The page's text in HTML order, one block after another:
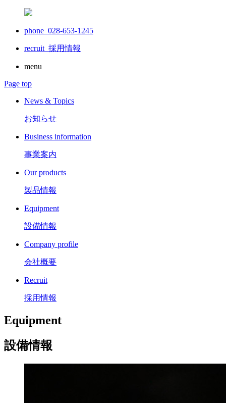
phone 028-653-1245
recruit 採用情報
menu
Page top
News & Topics
お知らせ
Business information
事業案内
Our products
製品情報
Equipment
設備情報
Company profile
会社概要
Recruit
採用情報
Equipment
設備情報